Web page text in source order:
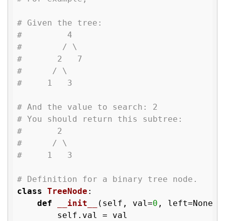
# Given the tree:
#         4
#        / \
#       2   7
#      / \
#     1   3
# And the value to search: 2
# You should return this subtree:
#       2
#      / \
#     1   3
# Definition for a binary tree node.
class TreeNode :
def
__init__ (self, val=0 , left=None,
        self.val = val